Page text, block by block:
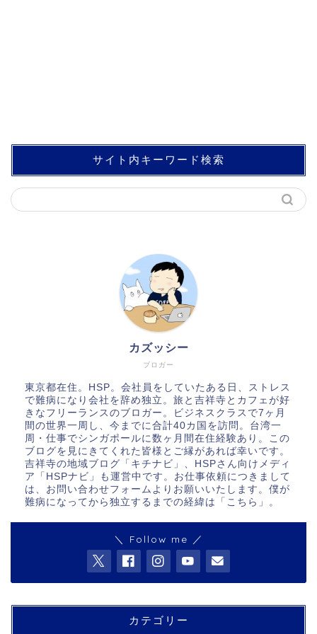
サイト内キーワード検索
ブロガー
カズッシー
東京都在住。HSP。会社員をしていたある日、ストレス
で難病になり会社を辞め独立。旅と吉祥寺とカフェが好
きなフリーランスのブロガー。ビジネスクラスで7ヶ月
間の世界一周し、今までに合計40カ国を訪問。台湾一
周・仕事でシンガポールに数ヶ月間在住経験あり。この
ブログを見にきてくれた皆様とご縁があれば幸いです。
吉祥寺の地域ブログ「キチナビ」、HSPさん向けメディ
ア「HSPナビ」も運営中です。お仕事依頼につきまして
は、お問い合わせフォームよりお願いいたします。僕が
難病になってから独立するまでの経緯は「 こちら 」。
＼ Follow me ／
カテゴリー